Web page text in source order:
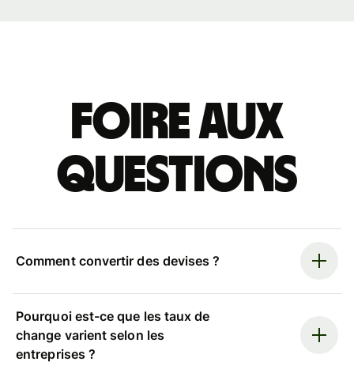
Foire aux
questions
Comment convertir des devises ?
Pourquoi est-ce que les taux de
change varient selon les
entreprises ?